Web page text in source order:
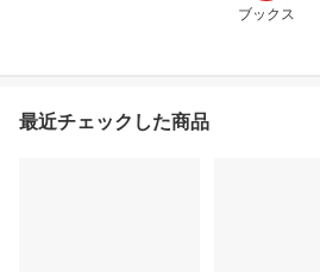
ブックス
最近チェックした商品